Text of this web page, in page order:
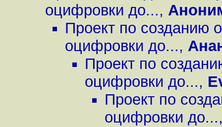
оцифровки до...,
Проект по созданию
оцифровки до...,
Проект по
оцифровки до...,
Проект по
оцифровки до...